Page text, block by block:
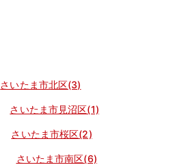
さいたま市北区(3)
さいたま市見沼区(1)
さいたま市桜区(2)
さいたま市南区(6)